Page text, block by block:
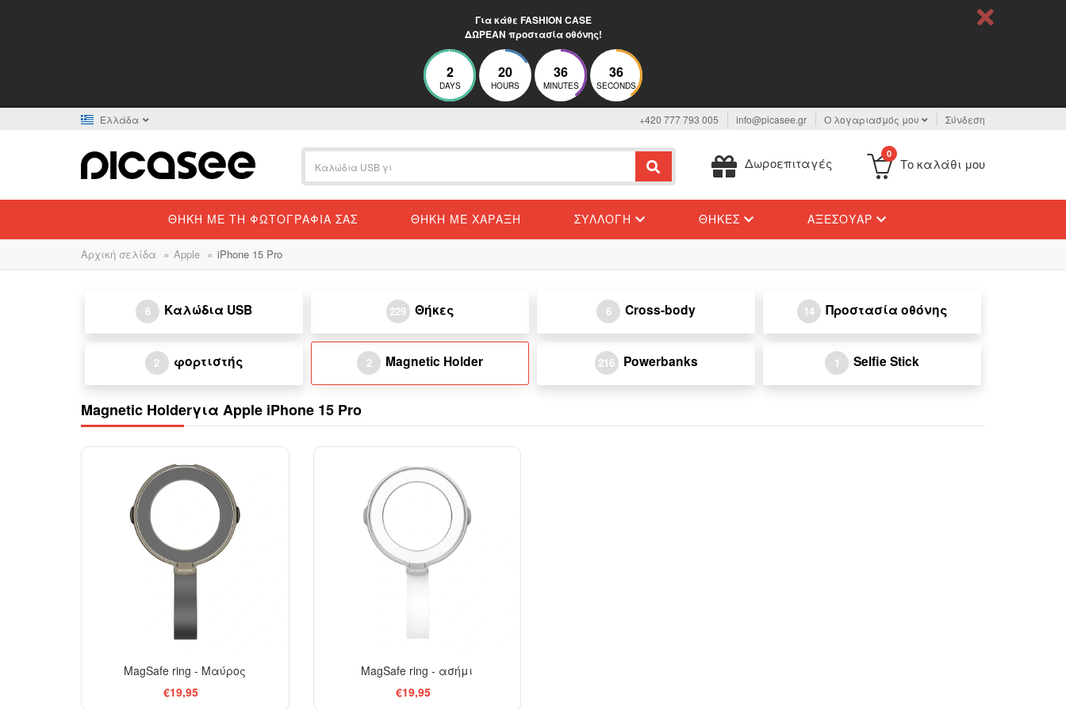
Για κάθε FASHION CASE
ΔΩΡΕΑΝ προστασία οθόνης!
2
DAYS
20
HOURS
36
MINUTES
36
SECONDS
Ελλάδα +420 777 793 005 info@picasee.gr Ο λογαριασμός μου Σύνδεση
Δωροεπιταγές
0
Το καλάθι μου
ΘΉΚΗ ΜΕ ΤΗ ΦΩΤΟΓΡΑΦΊΑ ΣΑΣ ΘΉΚΗ ΜΕ ΧΆΡΑΞΗ ΣΥΛΛΟΓΉ ΘΉΚΕΣ ΑΞΕΣΟΥΆΡ
Αρχική σελίδα » Apple » iPhone 15 Pro
6 Καλώδια USB 229 Θήκες 6 Cross-body 14 Προστασία οθόνης
2 φορτιστής 2 Magnetic Holder 216 Powerbanks 1 Selfie Stick
Magnetic Holderγια Apple iPhone 15 Pro
MagSafe ring - Μαύρος
€19,95
MagSafe ring - ασήμι
€19,95